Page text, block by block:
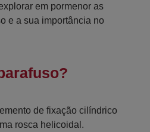
em pormenor as
e a sua importância no
de fixação cilíndrico
rosca helicoidal.